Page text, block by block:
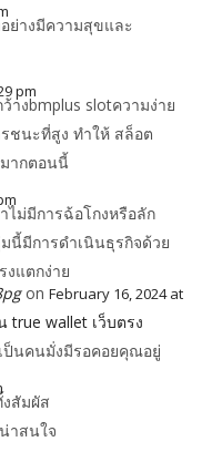
อย่างมีความสุขและ
pm
างbmplus slotความง่าย
ชนะที่สูง ทำให้ สล็อต
ากตอนนี้
ไม่มีการฉ้อโกงหรือลัก
นี้มีการดำเนินธุรกิจด้วย
งแตกง่าย
on February 16, 2024 at
true wallet เว็บตรง
ป็นคนมั่งมีรอคอยคุณอยู่
สัมผัส
าสนใจ